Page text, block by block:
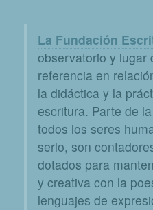
La Fundación
observatorio y lugar
referencia en
la didáctica y la
escritura. Parte de
todos los seres
serlo, son
dotados para
y creativa con la
lenguajes de